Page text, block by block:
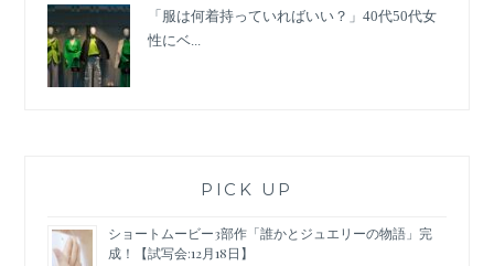
「服は何着持っていればいい？」40代50代女
性にベ...
PICK UP
ショートムービー3部作「誰かとジュエリーの物語」完
成！【試写会:12月18日】